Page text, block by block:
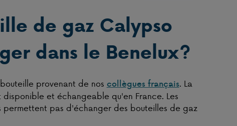
de gaz Calypso
dans le Benelux?
provenant de nos collègues français. La
et échangeable qu'en France. Les
permettent pas d'échanger des bouteilles de gaz